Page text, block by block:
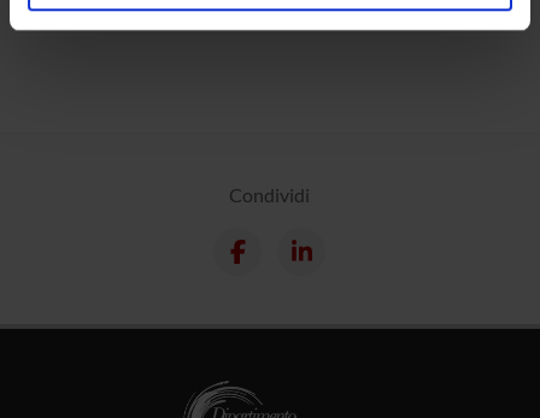
analizzare il nostro traffico. Condividiamo inoltre
Condividi